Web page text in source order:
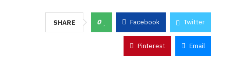
SHARE 0 Facebook Twitter
Pinterest Email